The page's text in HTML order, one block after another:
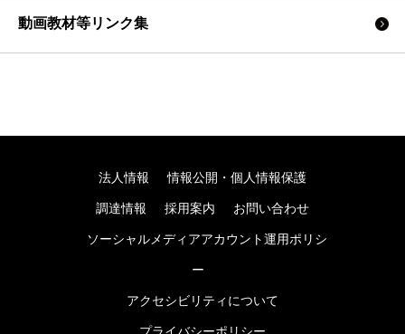
動画教材等リンク集
法人情報 情報公開・個人情報保護
調達情報 採用案内 お問い合わせ
ソーシャルメディアアカウント運用ポリシ
ー
アクセシビリティについて